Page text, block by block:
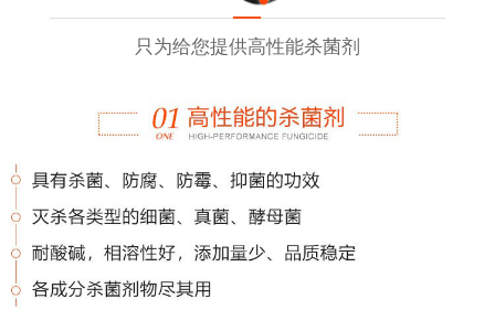
只为给您提供高性能杀菌剂